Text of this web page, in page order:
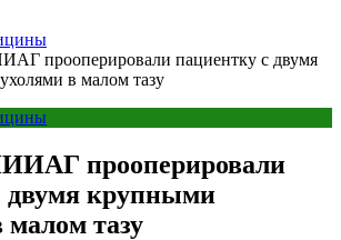
прооперировали пациентку с двумя
в малом тазу
прооперировали
двумя крупными
малом тазу